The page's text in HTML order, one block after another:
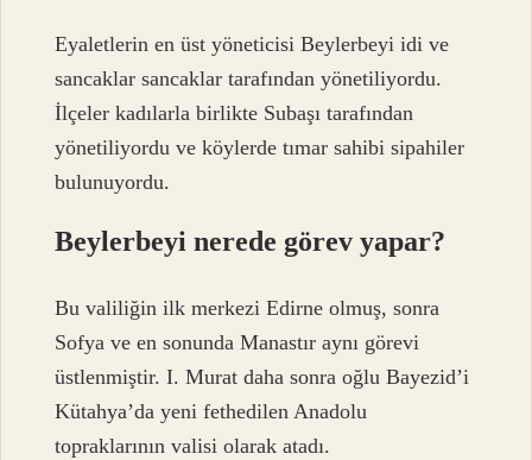
Eyaletlerin en üst yöneticisi Beylerbeyi idi ve
sancaklar sancaklar tarafından yönetiliyordu.
İlçeler kadılarla birlikte Subaşı tarafından
yönetiliyordu ve köylerde tımar sahibi sipahiler
bulunuyordu.
Beylerbeyi nerede görev yapar?
Bu valiliğin ilk merkezi Edirne olmuş, sonra
Sofya ve en sonunda Manastır aynı görevi
üstlenmiştir. I. Murat daha sonra oğlu Bayezid’i
Kütahya’da yeni fethedilen Anadolu
topraklarının valisi olarak atadı.